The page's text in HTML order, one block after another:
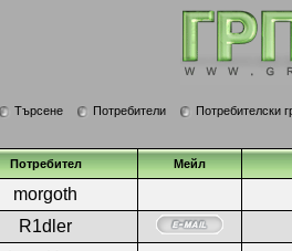
Търсене Потребители
Потребителски
Потребител Мейл
morgoth
R1dler